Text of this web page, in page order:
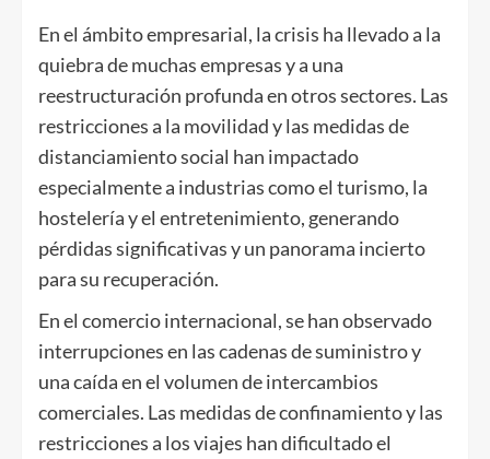
En el ámbito empresarial, la crisis ha llevado a la
quiebra de muchas empresas y a una
reestructuración profunda en otros sectores. Las
restricciones a la movilidad y las medidas de
distanciamiento social han impactado
especialmente a industrias como el turismo, la
hostelería y el entretenimiento, generando
pérdidas significativas y un panorama incierto
para su recuperación.
En el comercio internacional, se han observado
interrupciones en las cadenas de suministro y
una caída en el volumen de intercambios
comerciales. Las medidas de confinamiento y las
restricciones a los viajes han dificultado el